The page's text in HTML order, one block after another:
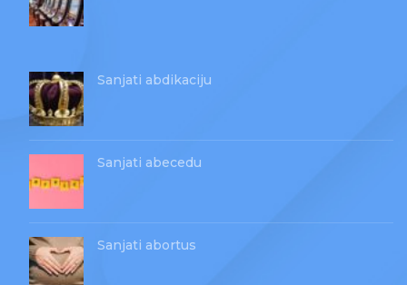
Sanjati abdikaciju
Sanjati abecedu
Sanjati abortus